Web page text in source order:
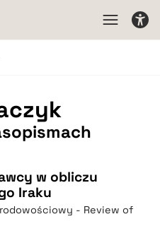
w obliczu
Iraku
- Review of